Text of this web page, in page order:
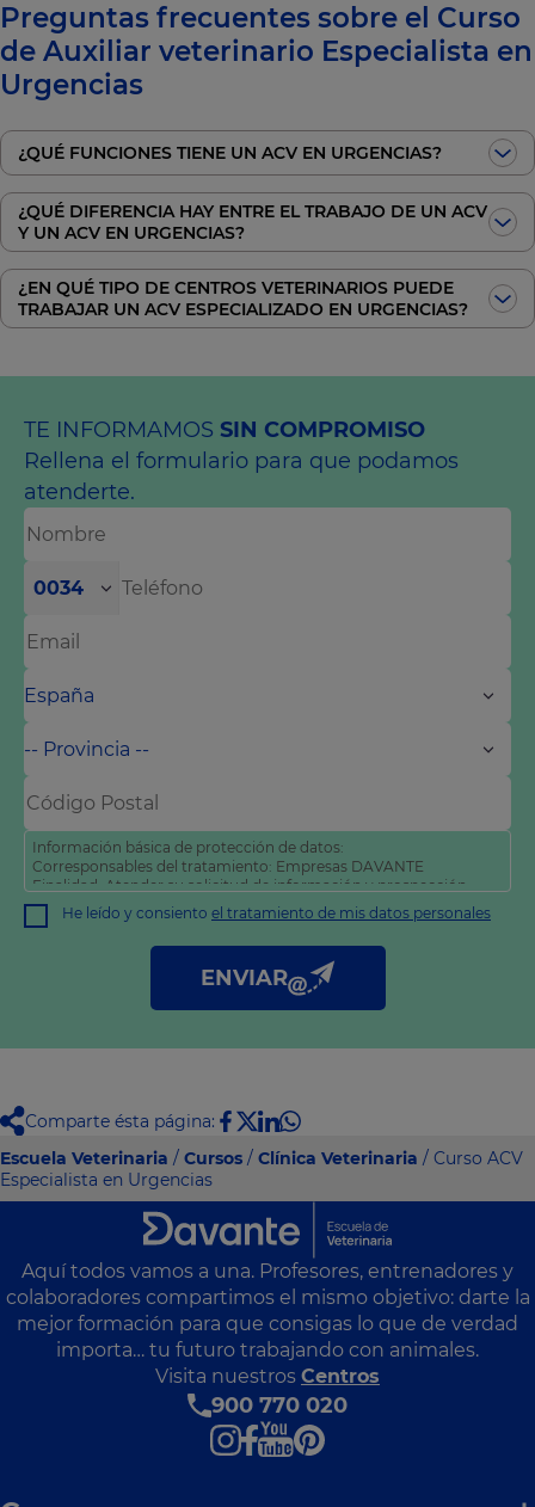
Preguntas frecuentes sobre el Curso
de Auxiliar veterinario Especialista en
Urgencias
¿QUÉ FUNCIONES TIENE UN ACV EN URGENCIAS?
¿QUÉ DIFERENCIA HAY ENTRE EL TRABAJO DE UN ACV
Y UN ACV EN URGENCIAS?
¿EN QUÉ TIPO DE CENTROS VETERINARIOS PUEDE
TRABAJAR UN ACV ESPECIALIZADO EN URGENCIAS?
TE INFORMAMOS SIN COMPROMISO
Rellena el formulario para que podamos
atenderte.
0034
Información básica de protección de datos:
Corresponsables del tratamiento: Empresas DAVANTE
Finalidad: Atender su solicitud de información y prospección
comercial
Derechos: Puede acceder, rectificar y suprimir sus datos, así
como otros derechos tal y como se explica en nuestra
He leído y consiento el tratamiento de mis datos personales
ENVIAR
Comparte ésta página:
Escuela Veterinaria / Cursos / Clínica Veterinaria / Curso ACV
Especialista en Urgencias
Aquí todos vamos a una. Profesores, entrenadores y
colaboradores compartimos el mismo objetivo: darte la
mejor formación para que consigas lo que de verdad
importa… tu futuro trabajando con animales.
Visita nuestros Centros
900 770 020